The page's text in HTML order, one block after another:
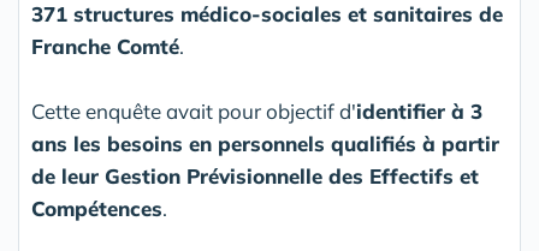
371 structures médico-sociales et sanitaires de
Franche Comté.
Cette enquête avait pour objectif d'identifier à 3
ans les besoins en personnels qualifiés à partir
de leur Gestion Prévisionnelle des Effectifs et
Compétences.